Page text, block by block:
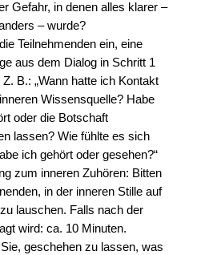
Gefahr, in denen alles klarer –
– wurde?
Teilnehmenden ein, eine
aus dem Dialog in Schritt 1
B.: „Wann hatte ich Kontakt
Wissensquelle? Habe
oder die Botschaft
lassen? Wie fühlte es sich
ich gehört oder gesehen?“
zum inneren Zuhören: Bitten
in der inneren Stille auf
lauschen. Falls nach der
wird: ca. 10 Minuten.
geschehen zu lassen, was